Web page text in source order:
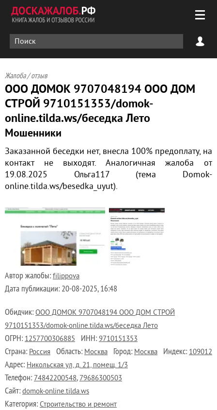
Жалоба / отзыв
OOO ДОМОК 9707048194 ООО ДОМ
СТРОЙ 9710151353/domok-
online.tilda.ws/беседка Лето
Мошенники
Заказанной беседки нет, внесла 100% предоплату, на
контакт не выходят. Аналогичная жалоба от
19.08.2025 Ольга117 (тема Domok-
online.tilda.ws/besedka_uyut).
Автор жалобы: filippova
Дата публикации: 20-08-2025, 16:48
Обидчик: OOO ДОМОК 9707048194 ООО ДОМ СТРОЙ
9710151353/domok-online.tilda.ws/беседка Лето
ОГРН: 1257700306885 ИНН: 9710151353
Страна: Россия Область: Москва Город: Москва Индекс: 109012
Адрес: Никольская ул, д. 21, помещ. 1/3
Телефон: 74842200548,79686300503
Сайт: domok-online.tilda.ws
Категория: Строительство и ремонт